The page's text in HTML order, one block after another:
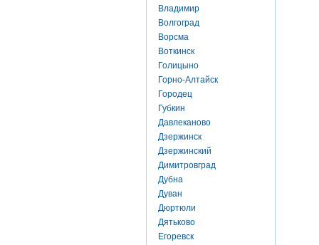
Владимир
Волгоград
Ворсма
Воткинск
Голицыно
Горно-Алтайск
Городец
Губкин
Давлеканово
Дзержинск
Дзержинский
Димитровград
Дубна
Дуван
Дюртюли
Дятьково
Егоревск